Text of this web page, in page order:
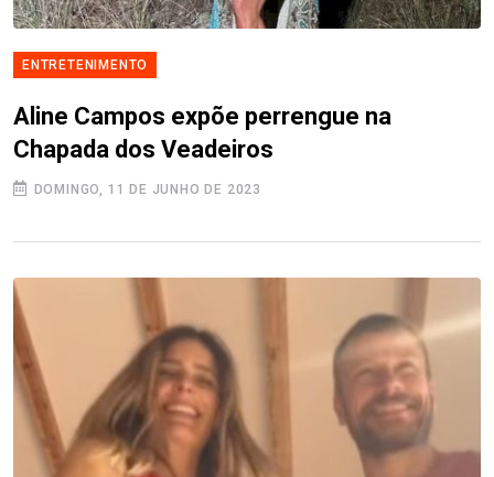
ENTRETENIMENTO
Aline Campos expõe perrengue na
Chapada dos Veadeiros
DOMINGO, 11 DE JUNHO DE 2023